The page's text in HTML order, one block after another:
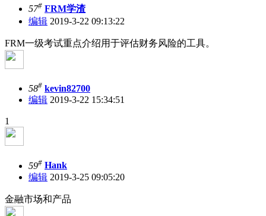
57# FRM学渣
编辑 2019-3-22 09:13:22
FRM一级考试重点介绍用于评估财务风险的工具。
58# kevin82700
编辑 2019-3-22 15:34:51
1
59# Hank
编辑 2019-3-25 09:05:20
金融市场和产品